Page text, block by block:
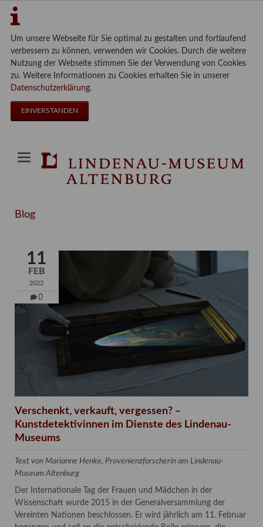
Um unsere Webseite für Sie optimal zu gestalten und fortlaufend
verbessern zu können, verwenden wir Cookies. Durch die weitere
Nutzung der Webseite stimmen Sie der Verwendung von Cookies
zu. Weitere Informationen zu Cookies erhalten Sie in unserer
Datenschutzerklärung.
EINVERSTANDEN
Blog
11
FEB
2022
0
Verschenkt, verkauft, vergessen? –
Kunstdetektivinnen im Dienste des Lindenau-
Museums
Text von Marianne Henke, Provenienzforscherin am Lindenau-
Museum Altenburg
Der Internationale Tag der Frauen und Mädchen in der
Wissenschaft wurde 2015 in der Generalversammlung der
Vereinten Nationen beschlossen. Er wird jährlich am 11. Februar